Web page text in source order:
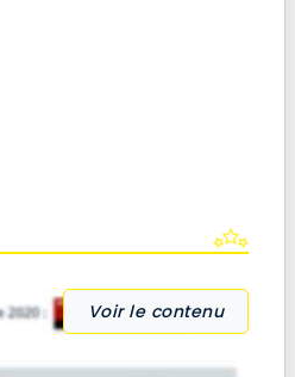
Voir le contenu